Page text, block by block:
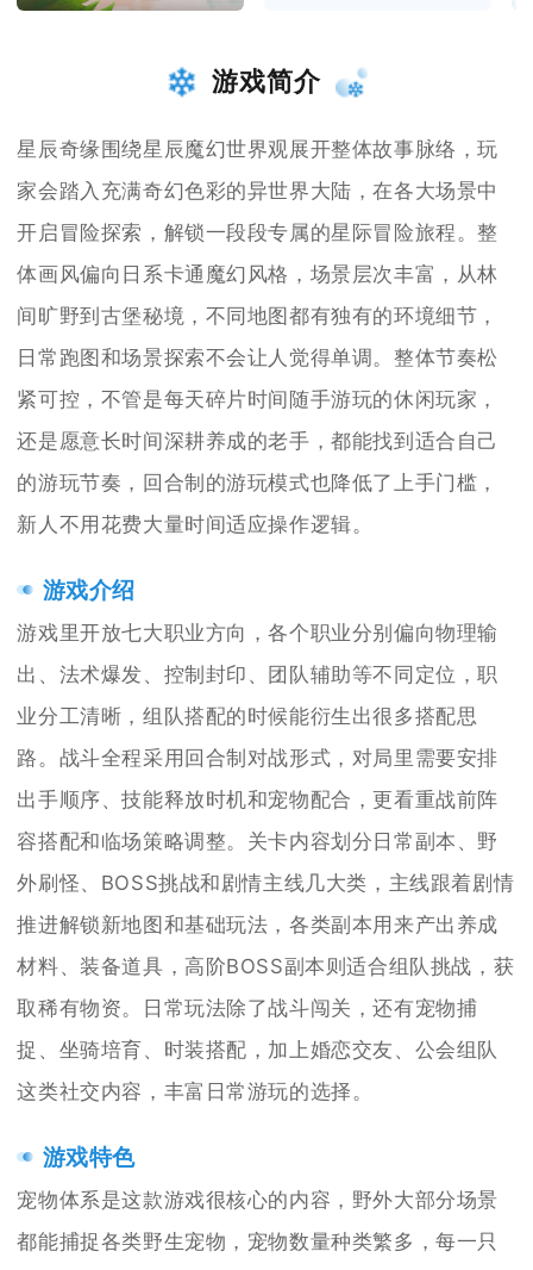
游戏简介
星辰奇缘围绕星辰魔幻世界观展开整体故事脉络，玩
家会踏入充满奇幻色彩的异世界大陆，在各大场景中
开启冒险探索，解锁一段段专属的星际冒险旅程。整
体画风偏向日系卡通魔幻风格，场景层次丰富，从林
间旷野到古堡秘境，不同地图都有独有的环境细节，
日常跑图和场景探索不会让人觉得单调。整体节奏松
紧可控，不管是每天碎片时间随手游玩的休闲玩家，
还是愿意长时间深耕养成的老手，都能找到适合自己
的游玩节奏，回合制的游玩模式也降低了上手门槛，
新人不用花费大量时间适应操作逻辑。
游戏介绍
游戏里开放七大职业方向，各个职业分别偏向物理输
出、法术爆发、控制封印、团队辅助等不同定位，职
业分工清晰，组队搭配的时候能衍生出很多搭配思
路。战斗全程采用回合制对战形式，对局里需要安排
出手顺序、技能释放时机和宠物配合，更看重战前阵
容搭配和临场策略调整。关卡内容划分日常副本、野
外刷怪、BOSS挑战和剧情主线几大类，主线跟着剧情
推进解锁新地图和基础玩法，各类副本用来产出养成
材料、装备道具，高阶BOSS副本则适合组队挑战，获
取稀有物资。日常玩法除了战斗闯关，还有宠物捕
捉、坐骑培育、时装搭配，加上婚恋交友、公会组队
这类社交内容，丰富日常游玩的选择。
游戏特色
宠物体系是这款游戏很核心的内容，野外大部分场景
都能捕捉各类野生宠物，宠物数量种类繁多，每一只